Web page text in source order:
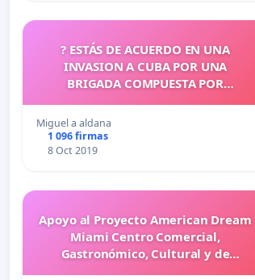
? ESTÁS DE ACUERDO EN UNA
INVASION A CUBA POR UNA
BRIGADA COMPUESTA POR
Miguel a aldana
1 096 firmas
8 Oct 2019
Apoyo al Proyecto American Dream
Miami Centro Comercial,
Gastronómico, Cultural y de